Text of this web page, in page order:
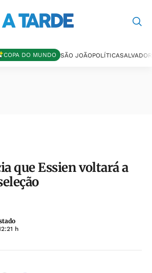
COPA DO MUNDO SÃO JOÃOPOLÍTICASALVADOR
que Essien voltará a
h